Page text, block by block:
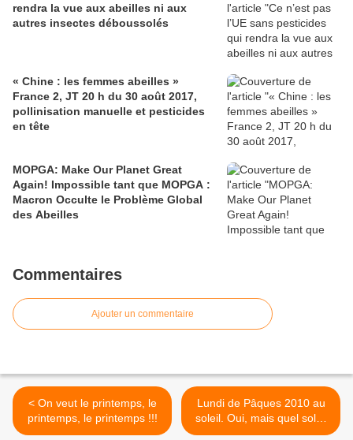
rendra la vue aux abeilles ni aux
autres insectes déboussolés
« Chine : les femmes abeilles »
France 2, JT 20 h du 30 août 2017,
pollinisation manuelle et pesticides
en tête
MOPGA: Make Our Planet Great
Again! Impossible tant que MOPGA :
Macron Occulte le Problème Global
des Abeilles
Commentaires
Ajouter un commentaire
< On veut le printemps, le
printemps, le printemps !!!
Lundi de Pâques 2010 au
soleil. Oui, mais quel soleil
? >